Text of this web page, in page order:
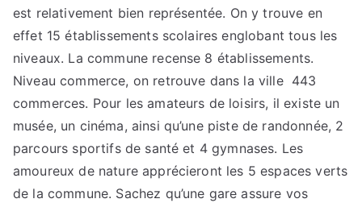
est relativement bien représentée. On y trouve en
effet 15 établissements scolaires englobant tous les
niveaux. La commune recense 8 établissements.
Niveau commerce, on retrouve dans la ville 443
commerces. Pour les amateurs de loisirs, il existe un
musée, un cinéma, ainsi qu’une piste de randonnée, 2
parcours sportifs de santé et 4 gymnases. Les
amoureux de nature apprécieront les 5 espaces verts
de la commune. Sachez qu’une gare assure vos